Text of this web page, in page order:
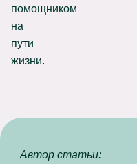
помощником
на
пути
жизни.
Автор статьи: